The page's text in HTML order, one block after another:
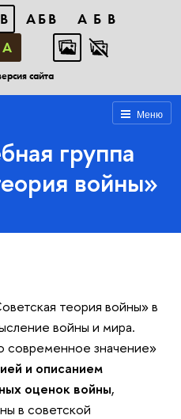
АБВ
АБВ
А
сайта
Меню
группа
войны»
теория войны» в
войны и мира.
современное значение»
и описанием
оценок войны,
в советской